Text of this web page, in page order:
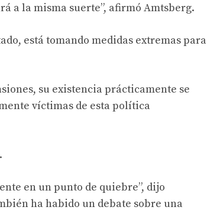
a la misma suerte”, afirmó Amtsberg.
está tomando medidas extremas para
su existencia prácticamente se
víctimas de esta política
en un punto de quiebre”, dijo
ha habido un debate sobre una